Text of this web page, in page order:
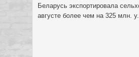
Беларусь экспортировала
августе более чем на 325 млн.